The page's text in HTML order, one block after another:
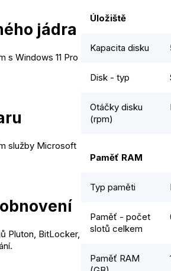
jádra
Windows 11 Pro
služby Microsoft
Pluton, BitLocker,
Úložiště
Kapacita disku
Disk - typ
Otáčky disku
(rpm)
Paměť RAM
Typ paměti
Paměť - počet
slotů celkem
Paměť RAM